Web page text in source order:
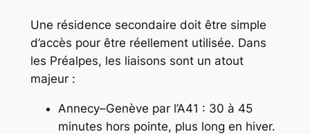
Une résidence secondaire doit être simple
d’accès pour être réellement utilisée. Dans
les Préalpes, les liaisons sont un atout
majeur :
Annecy–Genève par l’A41 : 30 à 45
minutes hors pointe, plus long en hiver.